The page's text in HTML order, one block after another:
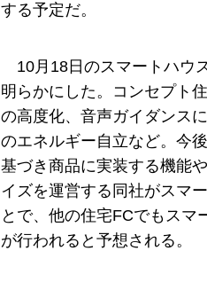
する予定だ。
10月18日のスマートハウ
明らかにした。コンセプト
の高度化、音声ガイダンス
のエネルギー自立など。今
基づき商品に実装する機能
イズを運営する同社がスマ
とで、他の住宅FCでもスマ
が行われると予想される。